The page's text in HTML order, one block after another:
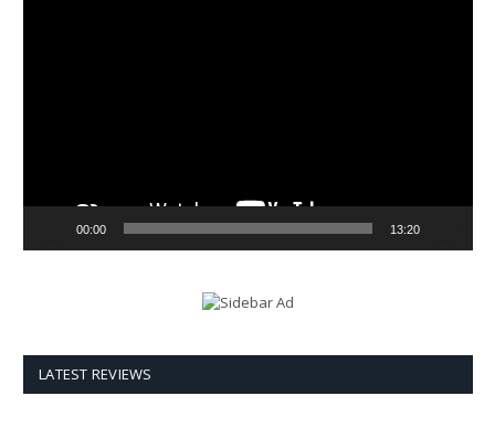
00:00 13:20
LATEST REVIEWS